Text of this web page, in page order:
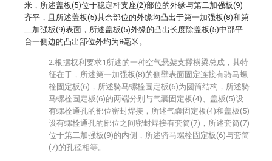
米，所述盖板(5)位于稳定杆支座(2)部位的外缘与第二加强板(9)
齐平，且所述盖板(5)其余部位的外缘均凸出于第一加强板(8)和第
二加强板(9)表面，所述盖板(5)外缘的凸出长度除盖板(5)中部平
台一侧边的凸出部位外均为8毫米。
2.根据权利要求1所述的一种空气悬架支撑横梁总成，其特
征在于，所述第一加强板(8)的侧壁表面固定连接有骑马螺
栓固定板(6)，所述骑马螺栓固定板(6)为圆筒结构，所述骑
马螺栓固定板(6)的两端分别与气囊固定板(4)、盖板(5)设
有螺栓通孔的部位密封焊接，所述气囊固定板(4)和盖板(5)
设有螺栓通孔的部位之间密封焊接有套筒(7)，所述套筒(7)
位于第二加强板(9)的内侧，所述骑马螺栓固定板(6)与套筒
(7)的孔径相等。